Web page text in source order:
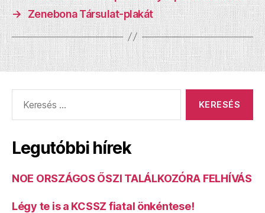
→ Zenebona Társulat-plakát
Legutóbbi hírek
NOE ORSZÁGOS ŐSZI TALÁLKOZÓRA FELHÍVÁS
Légy te is a KCSSZ fiatal önkéntese!